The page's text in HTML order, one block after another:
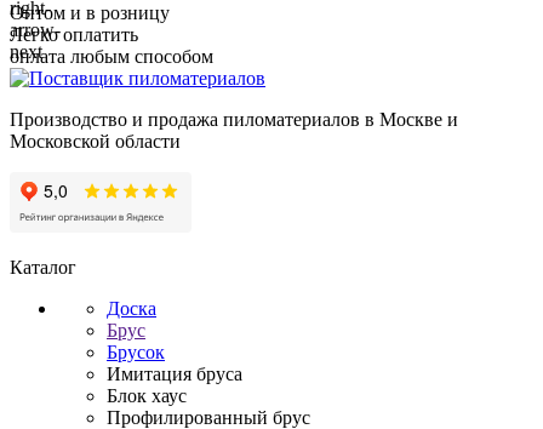
Оптом и в розницу
Легко оплатить
оплата любым способом
Производство и продажа пиломатериалов в Москве и
Московской области
Каталог
Доска
Брус
Брусок
Имитация бруса
Блок хаус
Профилированный брус